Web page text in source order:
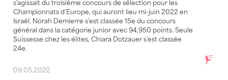
s'agissait du troisième concours de sélection pour les
Championnats d'Europe, qui auront lieu mi-juin 2022 en
Israël. Norah Demierre s'est classée 15e du concours
général dans la catégorie junior avec 94,950 points. Seule
Suissesse chez les élites, Chiara Dotzauer s'est classée
24e.
09.05.2022